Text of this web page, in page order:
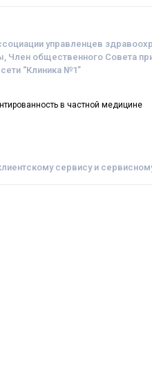
управленцев
Член общественного Совета
“Клиника №1”
в частной медицине
сервису и